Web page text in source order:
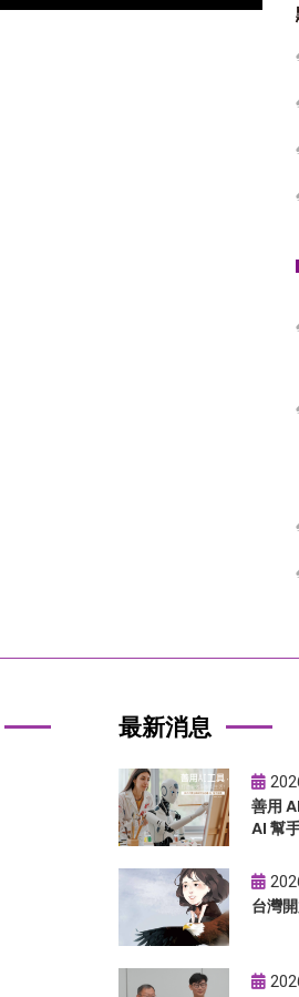
最新消息
善用
AI 幫
台灣